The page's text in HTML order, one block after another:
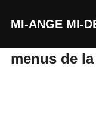
MI-ANGE MI-
menus de